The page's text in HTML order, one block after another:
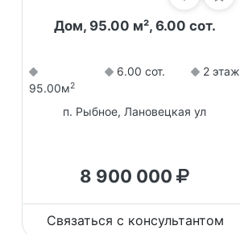
Дом, 95.00 м², 6.00 сот.
95.00м2
6.00 сот. 2 этаж
п. Рыбное, Лановецкая ул
8 900 000
Связаться с консультантом